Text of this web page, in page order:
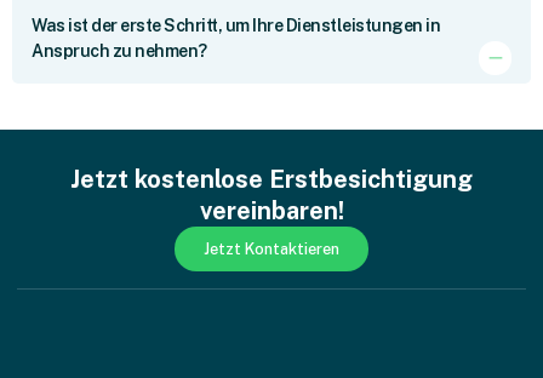
Was ist der erste Schritt, um Ihre Dienstleistungen in
Anspruch zu nehmen?
Jetzt kostenlose Erstbesichtigung
vereinbaren!
Jetzt Kontaktieren